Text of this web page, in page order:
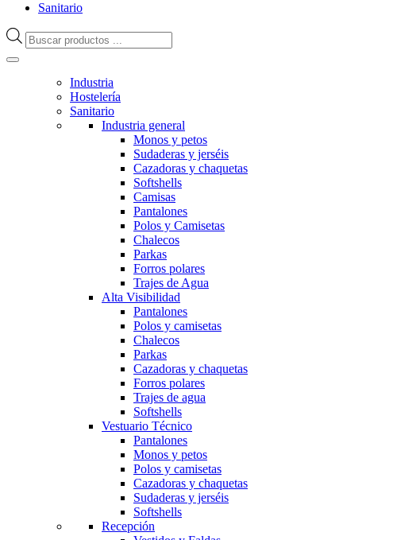
Sanitario
Búsqueda
de
Industria
Hostelería
Sanitario
Industria general
Monos y petos
Sudaderas y jerséis
Cazadoras y chaquetas
Softshells
Camisas
Pantalones
Polos y Camisetas
Chalecos
Parkas
Forros polares
Trajes de Agua
Alta Visibilidad
Pantalones
Polos y camisetas
Chalecos
Parkas
Cazadoras y chaquetas
Forros polares
Trajes de agua
Softshells
Vestuario Técnico
Pantalones
Monos y petos
Polos y camisetas
Cazadoras y chaquetas
Sudaderas y jerséis
Softshells
Recepción